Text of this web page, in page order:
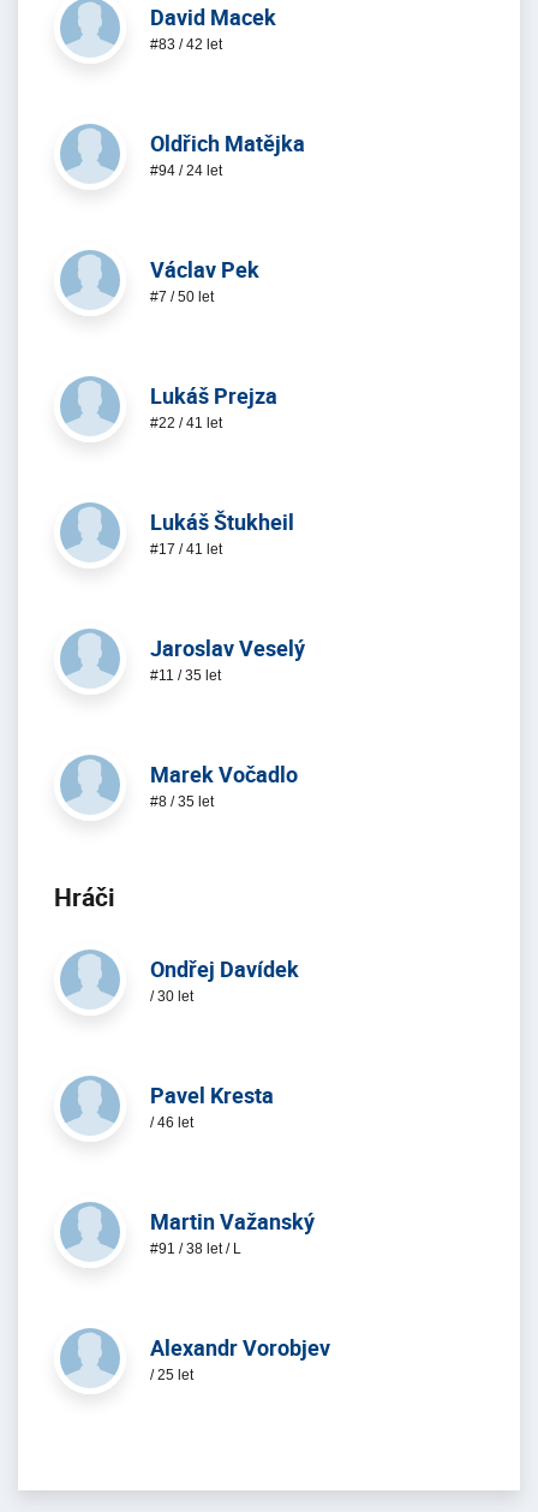
David Macek
#83 / 42 let
Oldřich Matějka
#94 / 24 let
Václav Pek
#7 / 50 let
Lukáš Prejza
#22 / 41 let
Lukáš Štukheil
#17 / 41 let
Jaroslav Veselý
#11 / 35 let
Marek Vočadlo
#8 / 35 let
Hráči
Ondřej Davídek
/ 30 let
Pavel Kresta
/ 46 let
Martin Važanský
#91 / 38 let / L
Alexandr Vorobjev
/ 25 let